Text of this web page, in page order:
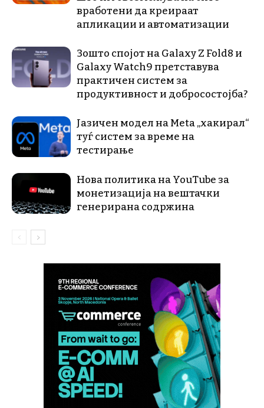
вработени да креираат
апликации и автоматизации
Зошто спојот на Galaxy Z Fold8 и
Galaxy Watch9 претставува
практичен систем за
продуктивност и добросостојба?
Јазичен модел на Meta „хакирал“
туѓ систем за време на
тестирање
Нова политика на YouTube за
монетизација на вештачки
генерирана содржина